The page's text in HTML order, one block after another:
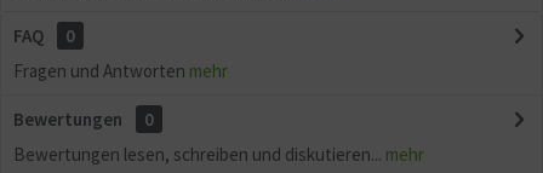
FAQ
0
Fragen und Antworten mehr
Bewertungen
0
Bewertungen lesen, schreiben und diskutieren... mehr